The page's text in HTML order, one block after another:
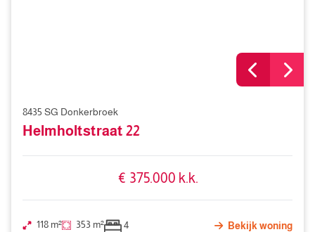
8435 SG Donkerbroek
Helmholtstraat 22
€ 375.000 k.k.
118 m² 353 m² 4 Bekijk woning